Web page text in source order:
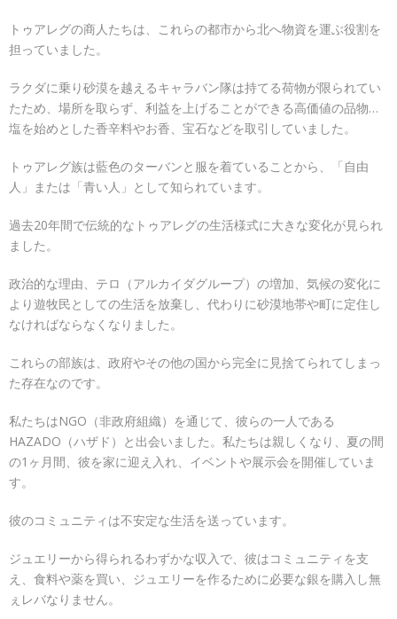
トゥアレグの商人たちは、これらの都市から北へ物資を運ぶ役割を
担っていました。
ラクダに乗り砂漠を越えるキャラバン隊は持てる荷物が限られてい
たため、場所を取らず、利益を上げることができる高価値の品物…
塩を始めとした香辛料やお香、宝石などを取引していました。
トゥアレグ族は藍色のターバンと服を着ていることから、「自由
人」または「青い人」として知られています。
過去20年間で伝統的なトゥアレグの生活様式に大きな変化が見られ
ました。
政治的な理由、テロ（アルカイダグループ）の増加、気候の変化に
より遊牧民としての生活を放棄し、代わりに砂漠地帯や町に定住し
なければならなくなりました。
これらの部族は、政府やその他の国から完全に見捨てられてしまっ
た存在なのです。
私たちはNGO（非政府組織）を通じて、彼らの一人である
HAZADO（ハザド）と出会いました。私たちは親しくなり、夏の間
の1ヶ月間、彼を家に迎え入れ、イベントや展示会を開催していま
す。
彼のコミュニティは不安定な生活を送っています。
ジュエリーから得られるわずかな収入で、彼はコミュニティを支
え、食料や薬を買い、ジュエリーを作るために必要な銀を購入し無
ぇレバなりません。